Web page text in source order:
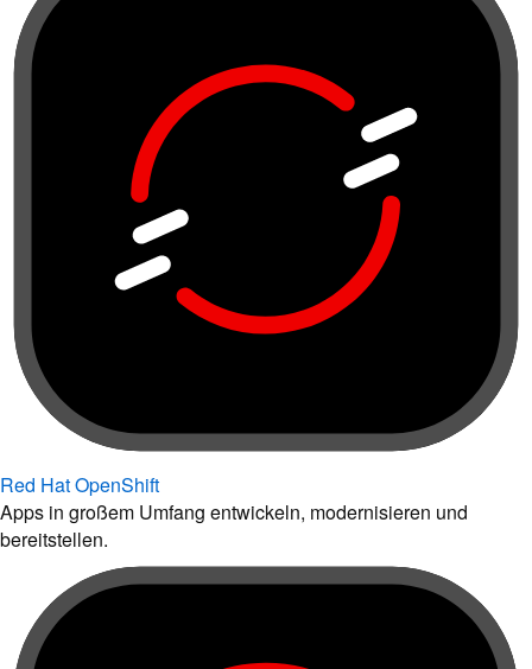
Red Hat OpenShift
Apps in großem Umfang entwickeln, modernisieren und
bereitstellen.